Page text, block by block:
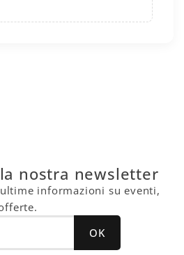
nostra newsletter
informazioni su eventi,